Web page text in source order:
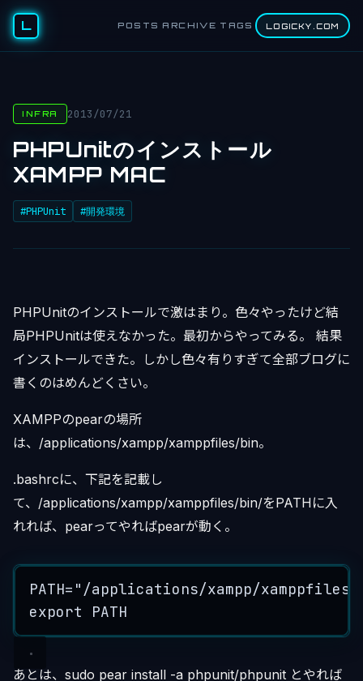
L POSTS ARCHIVE TAGS LOGICKY.COM
INFRA 2013/07/21
PHPUnitのインストール
XAMPP MAC
#PHPUnit #開発環境
PHPUnitのインストールで激はまり。色々やったけど結
局PHPUnitは使えなかった。最初からやってみる。 結果
インストールできた。しかし色々有りすぎて全部ブログに
書くのはめんどくさい。
XAMPPのpearの場所
は、/applications/xampp/xamppfiles/bin。
.bashrcに、下記を記載し
て、/applications/xampp/xamppfiles/bin/をPATHに入
れれば、pearってやればpearが動く。
PATH= " /applications/xampp/xamppfiles/
export PATH
あとは、sudo pear install -a phpunit/phpunit とやれば